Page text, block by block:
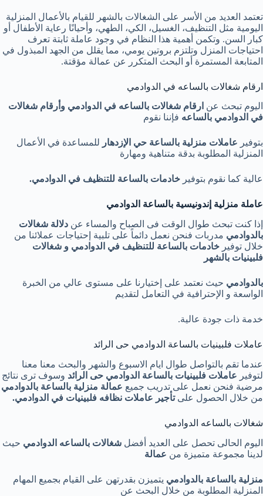
تعتمد العديد من الأسر على الشغالات بالشهر للقيام بالأعمال المنزلية
اليومية مثل التنظيف، الغسيل، الكي، الطهي، وأحيانًا رعاية الأطفال أو
كبار السن. وتكمن أهمية هذا النظام في وجود عاملة ثابتة تعرف
احتياجات المنزل وتلتزم بروتين يومي، مما يقلل من الجهد المبذول في
المتابعة المستمرة أو البحث المتكرر عن عمالة مؤقتة.
ارقام شغالات بالساعه في الدوادمي
اليوم تبحث عن ارقام شغالات بالساعه في الدوادمي وأرقام شغالات
في الدوادمي بالساعه فإننا نقوم
بتوفير عاملات منزلية بالساعة حي الإزدهار للمساعدة في الأعمال
المنزلية المطلوبة بدقة متناهية ومهارة
عالية كما نقوم بتوفير خادمات بالساعة للتنظيف في الدوادمي.
عاملة منزلية إندونيسية بالساعة الدوادمي
إذا كنت تبحث طوال الوقت فى الصباح والمساء عن دلالة شغالات
بالدوادمي مدربات فنحن نعمل دائماً على تلبية إحتياجات عملائنا من
خلال توفير خادمات بالساعة للتنظيف في الدوادمي و شغالات
فلبينيات بالشهر
بالدوادمي حيث نعتمد على إختيارنا على مستوى عالي من الخبرة
الواسعة و الإحترافية في التعامل لتقديم
خدمة ذات جودة عالية.
عاملات فلبينيات بالساعة الدوادمي حى الرائد
عندما تقم بالتواصل طوال ايام الاسبوع والشهر والبحث معنا معنا
لتوفير عاملات فلبينيات بالساعة الدوادمي حى الرائد وسوف ترى نتائج
مرضية فنحن نعمل على تدريب جميع عمالة منزلية بالساعة بالدوادمي
من خلال الحصول علىتأجير عاملات نظافه فلبينيات في الدوادمي.
شغالات بالساعه الدوادمي
اليوم الحالى تحصل على العديد أفضل شغالات بالساعه الدوادمي حيث
لدينا مجموعة متميزة من عمالة
منزلية بالساعة بالدوادمي يتميزن بقدرتهن على القيام بجميع المهام
المنزلية المطلوبة من خلال البحث عن